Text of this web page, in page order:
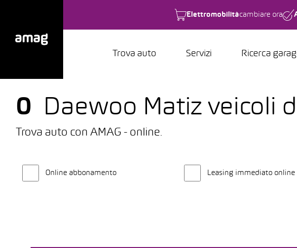
Elettromobilitàcambiare ora
Trova auto Servizi Ricerca
0 Daewoo Matiz veicoli
Trova auto con AMAG - online.
Online abbonamento Leasing immediato online